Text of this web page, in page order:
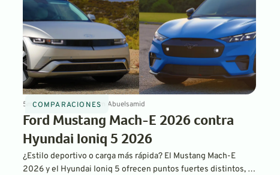
COMPARACIONES
5 minJan 23, 2026BySam Abuelsamid
Ford Mustang Mach-E 2026 contra
Hyundai Ioniq 5 2026
¿Estilo deportivo o carga más rápida? El Mustang Mach-E
2026 y el Hyundai Ioniq 5 ofrecen puntos fuertes distintos, y